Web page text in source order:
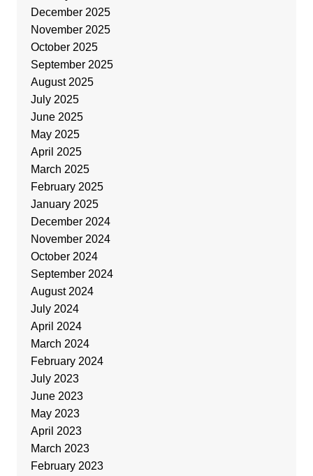
December 2025
November 2025
October 2025
September 2025
August 2025
July 2025
June 2025
May 2025
April 2025
March 2025
February 2025
January 2025
December 2024
November 2024
October 2024
September 2024
August 2024
July 2024
April 2024
March 2024
February 2024
July 2023
June 2023
May 2023
April 2023
March 2023
February 2023